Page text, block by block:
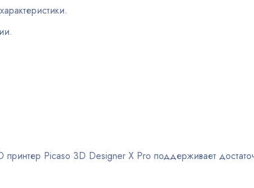
принтер Picaso 3D Designer X Pro поддерживает